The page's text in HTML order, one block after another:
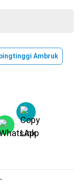
Ambruk